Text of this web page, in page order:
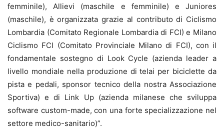
femminile), Allievi (maschile e femminile) e Juniores
(maschile), è organizzata grazie al contributo di Ciclismo
Lombardia (Comitato Regionale Lombardia di FCI) e Milano
Ciclismo FCI (Comitato Provinciale Milano di FCI), con il
fondamentale sostegno di Look Cycle (azienda leader a
livello mondiale nella produzione di telai per biciclette da
pista e pedali, sponsor tecnico della nostra Associazione
Sportiva) e di Link Up (azienda milanese che sviluppa
software custom-made, con una forte specializzazione nel
settore medico-sanitario)”.